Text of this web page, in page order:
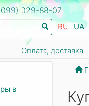
029-88-07
RU UA
Оплата, доставка
в